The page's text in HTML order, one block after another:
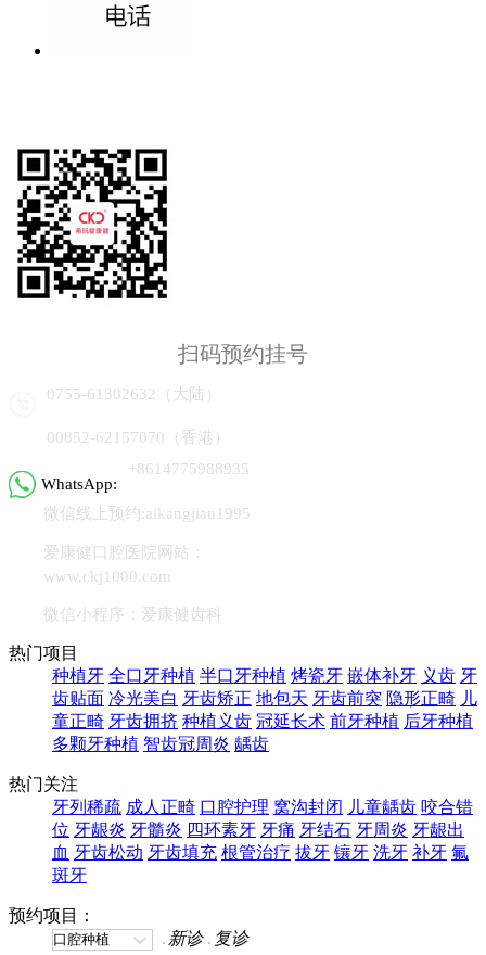
扫码预约挂号
0755-61302632（大陆）
00852-62157070（香港）
WhatsApp:
+8614775988935
微信线上预约:aikangjian1995
爱康健口腔医院网站：
www.ckj1000.com
微信小程序：爱康健齿科
热门项目
种植牙 全口牙种植 半口牙种植 烤瓷牙 嵌体补牙 义齿 牙
齿贴面 冷光美白 牙齿矫正 地包天 牙齿前突 隐形正畸 儿
童正畸 牙齿拥挤 种植义齿 冠延长术 前牙种植 后牙种植
多颗牙种植 智齿冠周炎 龋齿
热门关注
牙列稀疏 成人正畸 口腔护理 窝沟封闭 儿童龋齿 咬合错
位 牙龈炎 牙髓炎 四环素牙 牙痛 牙结石 牙周炎 牙龈出
血 牙齿松动 牙齿填充 根管治疗 拔牙 镶牙 洗牙 补牙 氟
斑牙
预约项目：
新诊
复诊